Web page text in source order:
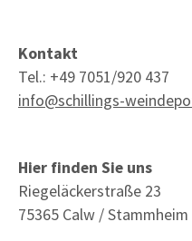
Kontakt
Tel.: +49 7051/920 437
info@schillings-
Hier finden Sie uns
Riegeläckerstraße 23
75365 Calw / Stammheim